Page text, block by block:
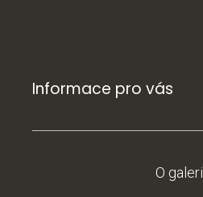
Informace pro vás
O